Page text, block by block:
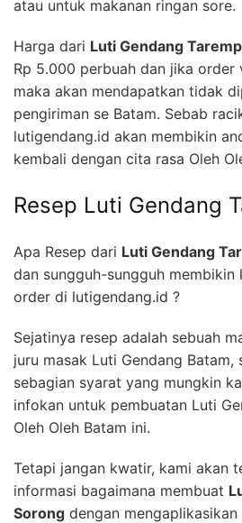
atau untuk makanan ringan sore.
Harga dari Luti Gendang
Rp 5.000 perbuah dan jika order
maka akan mendapatkan tidak
pengiriman se Batam. Sebab
lutigendang.id akan membikin
kembali dengan cita rasa Oleh
Resep Luti Gendang
Apa Resep dari Luti Gendang
dan sungguh-sungguh membikin
order di lutigendang.id ?
Sejatinya resep adalah sebuah
juru masak Luti Gendang Batam,
sebagian syarat yang mungkin
infokan untuk pembuatan Luti
Oleh Oleh Batam ini.
Tetapi jangan kwatir, kami akan
informasi bagaimana membuat
Sorong dengan